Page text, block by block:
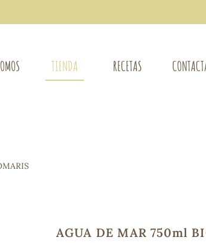
TIENDA RECETAS
AGUA DE MAR 750ml